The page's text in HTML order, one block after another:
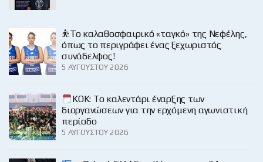
⛹️‍Το καλαθοσφαιρικό «ταγκό» της Νεφέλης,
όπως το περιγράφει ένας ξεχωριστός
συνάδελφος!
5 ΑΥΓΟΎΣΤΟΥ 2026
KOK: Το καλεντάρι έναρξης των
διοργανώσεων για την ερχόμενη αγωνιστική
περίοδο
5 ΑΥΓΟΎΣΤΟΥ 2026